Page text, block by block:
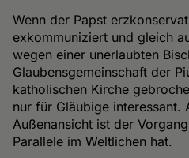
Wenn der Papst
exkommuniziert und gleich
wegen einer unerlaubten
Glaubensgemeinschaft der
katholischen Kirche
nur für Gläubige interessant.
Außenansicht ist der
Parallele im Weltlichen hat.